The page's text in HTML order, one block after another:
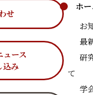
せ
ュース
込み
ホ
お
最
研
て
学